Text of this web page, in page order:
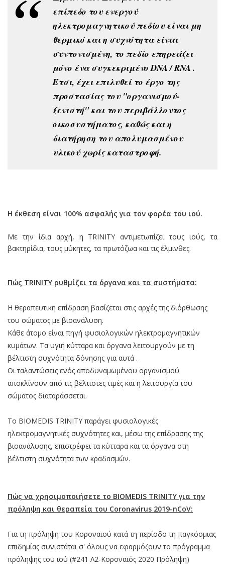
επίπεδο του ενεργού
ηλεκτρομαγνητικού πεδίου είναι μη
θερμικό και η συχνότητα είναι
συντονισμένη, το πεδίο επηρεάζει
μόνο ένα συγκεκριμένο DNA / RNA .
Έτσι, έχει επιλυθεί το έργο της
προστασίας του "οργανισμού-
ξενιστή" και του περιβάλλοντος
οικοσυστήματος, καθώς και η
διατήρηση του απολυμασμένου
υλικού χωρίς καταστροφή.
Η έκθεση είναι 100% ασφαλής για τον φορέα του ιού.
Με την ίδια αρχή, η TRINITY αντιμετωπίζει τους ιούς, τα
βακτηρίδια, τους μύκητες, τα πρωτόζωα και τις έλμινθες.
Πώς TRINITY ρυθμίζει τα όργανα και τα συστήματα:
Η θεραπευτική επίδραση βασίζεται στις αρχές της διόρθωσης
του σώματος με βιοανάλυση.
Κάθε άτομο είναι πηγή φυσιολογικών ηλεκτρομαγνητικών
κυμάτων. Τα υγιή κύτταρα και όργανα λειτουργούν με τη
βέλτιστη συχνότητα δόνησης για αυτά .
Οι ταλαντώσεις ενός αποδυναμωμένου οργανισμού
αποκλίνουν από τις βέλτιστες τιμές και η λειτουργία του
σώματος διαταράσσεται.
Το BIOMEDIS TRINITY παράγει φυσιολογικές
ηλεκτρομαγνητικές συχνότητες και, μέσω της επίδρασης της
βιοανάλυσης, επιστρέφει τα κύτταρα και τα όργανα στη
βέλτιστη συχνότητα των κραδασμών.
Πώς να χρησιμοποιήσετε το BIOMEDIS TRINITY για την
πρόληψη και θεραπεία του Coronavirus 2019-nCoV:
Για τη πρόληψη του Κοροναϊού κατά τη περίοδο τη παγκόσμιας
επιδημίας συνιστάται σ' όλους να εφαρμόζουν το πρόγραμμα
πρόληψης του ιού (#241 Λ2-Κοροναιός 2020 Πρόληψη)